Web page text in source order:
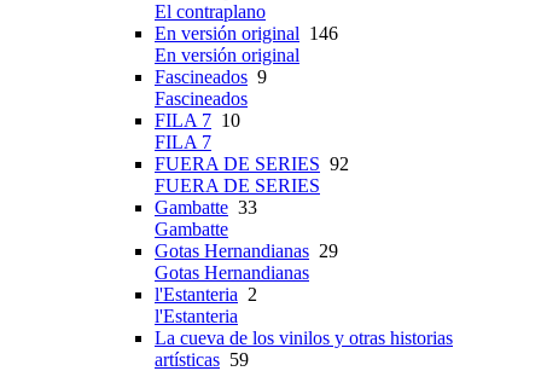
El contraplano
En versión original 146
En versión original
Fascineados 9
Fascineados
FILA 7 10
FILA 7
FUERA DE SERIES 92
FUERA DE SERIES
Gambatte 33
Gambatte
Gotas Hernandianas 29
Gotas Hernandianas
l'Estanteria 2
l'Estanteria
La cueva de los vinilos y otras historias
artísticas 59